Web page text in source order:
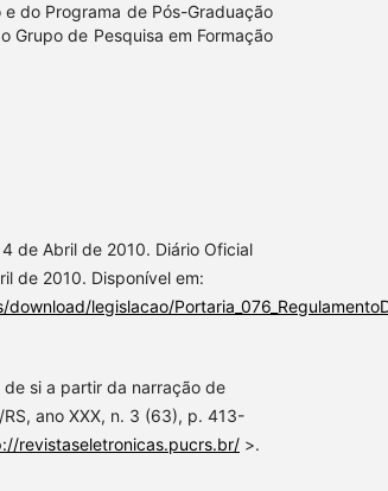
do Programa de Pós-Graduação
Grupo de Pesquisa em Formação
de Abril de 2010. Diário Oficial
de 2010. Disponível em:
legislacao/
si a partir da narração de
ano XXX, n. 3 (63), p. 413-
revistaseletronicas.pucrs.br/ >.